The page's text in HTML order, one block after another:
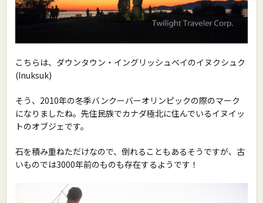
こちらは、ダウンタウン・イングリッシュベイのイヌクシュク
(Inuksuk)
そう、2010年の冬季バンクーバーオリンピックの際のマーク
になりましたね。先住民族でカナダ極北に住んでいるイヌイッ
トのオブジェです。
石を積み重ねただけなので、倒れることもあるそうですが、古
いものでは3000年前のものも存在するようです！